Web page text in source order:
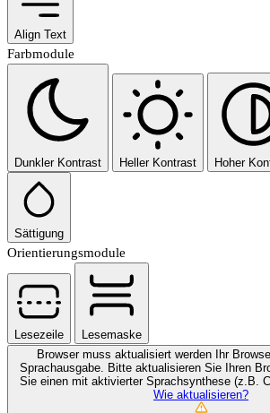
Align Text
Farbmodule
Dunkler Kontrast Heller Kontrast Hoher
Sättigung
Orientierungsmodule
Lesezeile
Lesemaske
Browser muss aktualisiert werden
Ihr
Sprachausgabe. Bitte aktualisieren Sie Ihren
Sie einen mit aktivierter Sprachsynthese (z.B.
Wie aktualisieren?